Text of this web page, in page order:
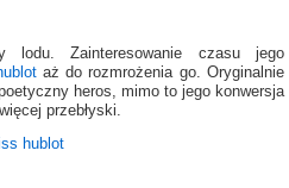
lodu. Zainteresowanie czasu jego
aż do rozmrożenia go. Oryginalnie
heros, mimo to jego konwersja
przebłyski.
hublot